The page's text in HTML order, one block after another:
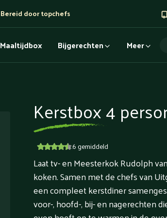
Bereid door topchefs
Maaltijdbox Bijgerechten Meer
Kerstbox 4
4.6gemiddeld
Laat tv- en Meesterkok Rudolph
koken. Samen met de chefs van
een compleet kerstdiner
voor-, hoofd-, bij- en nagerechten